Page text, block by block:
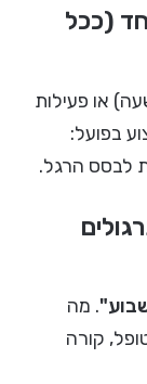
(ככל
או פעילות
בפועל:
לבסס הרגל.
. מה
קורה